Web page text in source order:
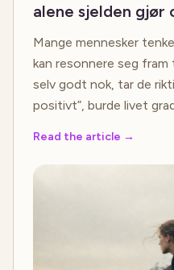
alene sjelden gjør
Mange mennesker
kan resonnere seg
selv godt nok, tar de
positivt”, burde livet
Read the article →